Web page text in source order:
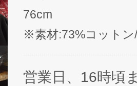
76cm
※素材:73%コット
営業日、16時頃